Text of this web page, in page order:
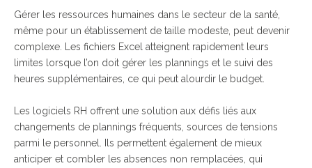
Gérer les ressources humaines dans le secteur de la santé,
même pour un établissement de taille modeste, peut devenir
complexe. Les fichiers Excel atteignent rapidement leurs
limites lorsque l’on doit gérer les plannings et le suivi des
heures supplémentaires, ce qui peut alourdir le budget.
Les logiciels RH offrent une solution aux défis liés aux
changements de plannings fréquents, sources de tensions
parmi le personnel. Ils permettent également de mieux
anticiper et combler les absences non remplacées, qui